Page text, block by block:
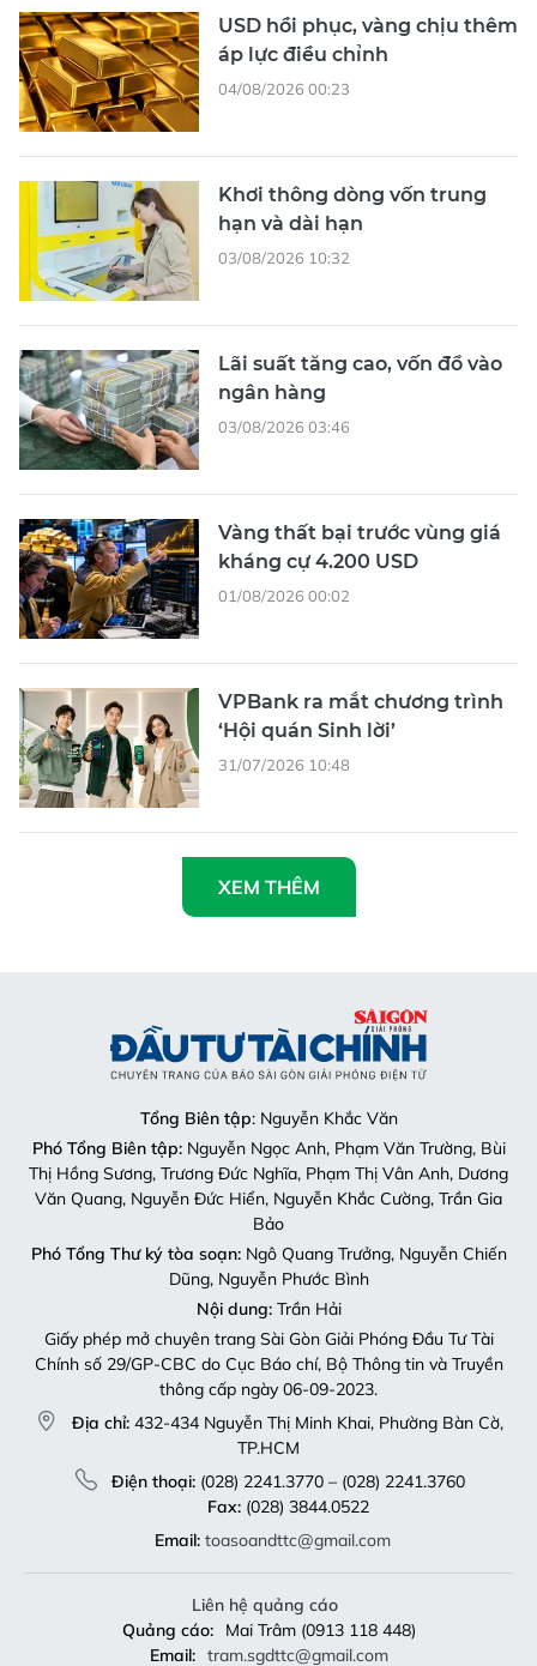
USD hồi phục, vàng chịu thêm
áp lực điều chỉnh
04/08/2026 00:23
Khơi thông dòng vốn trung
hạn và dài hạn
03/08/2026 10:32
Lãi suất tăng cao, vốn đổ vào
ngân hàng
03/08/2026 03:46
Vàng thất bại trước vùng giá
kháng cự 4.200 USD
01/08/2026 00:02
VPBank ra mắt chương trình
‘Hội quán Sinh lời’
31/07/2026 10:48
XEM THÊM
Tổng Biên tập: Nguyễn Khắc Văn
Phó Tổng Biên tập:Nguyễn Ngọc Anh, Phạm Văn Trường, Bùi
Thị Hồng Sương, Trương Đức Nghĩa, Phạm Thị Vân Anh, Dương
Văn Quang, Nguyễn Đức Hiển, Nguyễn Khắc Cường, Trần Gia
Bảo
Phó Tổng Thư ký tòa soạn:Ngô Quang Trưởng, Nguyễn Chiến
Dũng, Nguyễn Phước Bình
Nội dung:Trần Hải
Giấy phép mở chuyên trang Sài Gòn Giải Phóng Đầu Tư Tài
Chính số 29/GP-CBC do Cục Báo chí, Bộ Thông tin và Truyền
thông cấp ngày 06-09-2023.
Địa chỉ: 432-434 Nguyễn Thị Minh Khai, Phường Bàn Cờ,
TP.HCM
Điện thoại:(028) 2241.3770 – (028) 2241.3760
Fax:(028) 3844.0522
Email: toasoandttc@gmail.com
Liên hệ quảng cáo
Quảng cáo:
Mai Trâm (0913 118 448)
Email: tram.sgdttc@gmail.com